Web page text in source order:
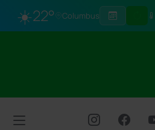
☀️22° Columbus